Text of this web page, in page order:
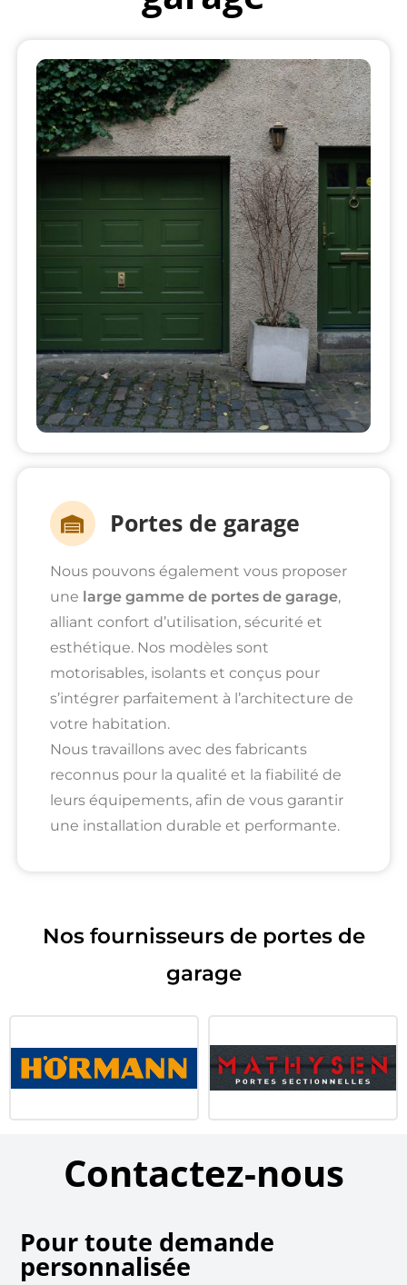
Portes de garage
Nous pouvons également vous proposer
une large gamme de portes de garage,
alliant confort d’utilisation, sécurité et
esthétique. Nos modèles sont
motorisables, isolants et conçus pour
s’intégrer parfaitement à l’architecture de
votre habitation.
Nous travaillons avec des fabricants
reconnus pour la qualité et la fiabilité de
leurs équipements, afin de vous garantir
une installation durable et performante.
Nos fournisseurs de portes de
garage
Contactez-nous
Pour toute demande
personnalisée